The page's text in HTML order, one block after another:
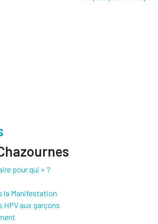
pour qui » ?
la Manifestation
aux garçons